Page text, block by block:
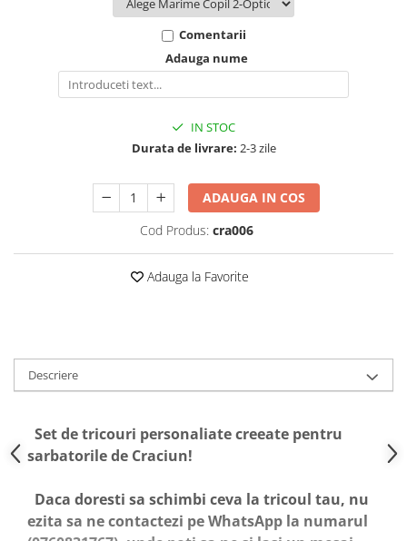
Comentarii
Adauga nume
IN STOC
Durata de livrare: 2-3 zile
ADAUGA IN COS
Cod Produs: cra006
Adauga la Favorite
Descriere
Set de tricouri personaliate creeate pentru
sarbatorile de Craciun!
Daca doresti sa schimbi ceva la tricoul tau, nu
ezita sa ne contactezi pe WhatsApp la numarul